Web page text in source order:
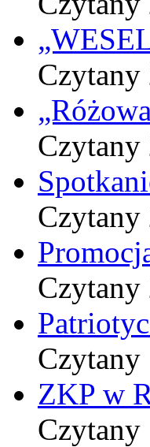
Czytany
Czytany
Czytany
Czytany
Czytany
ZKP w
Czytany